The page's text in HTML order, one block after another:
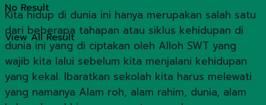
No Result
View All Result
Kita hidup di dunia ini hanya merupakan salah satu
dari beberapa tahapan atau siklus kehidupan di
dunia ini yang di ciptakan oleh Alloh SWT yang
wajib kita lalui sebelum kita menjalani kehidupan
yang kekal. Ibaratkan sekolah kita harus melewati
yang namanya Alam roh, alam rahim, dunia, alam